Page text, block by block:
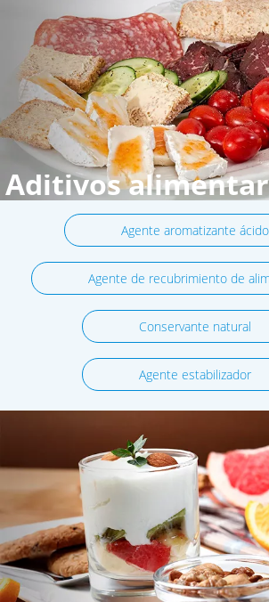
Aditivos
Agente aromatizante ácido
Agente de recubrimiento de
Conservante natural
Agente estabilizador